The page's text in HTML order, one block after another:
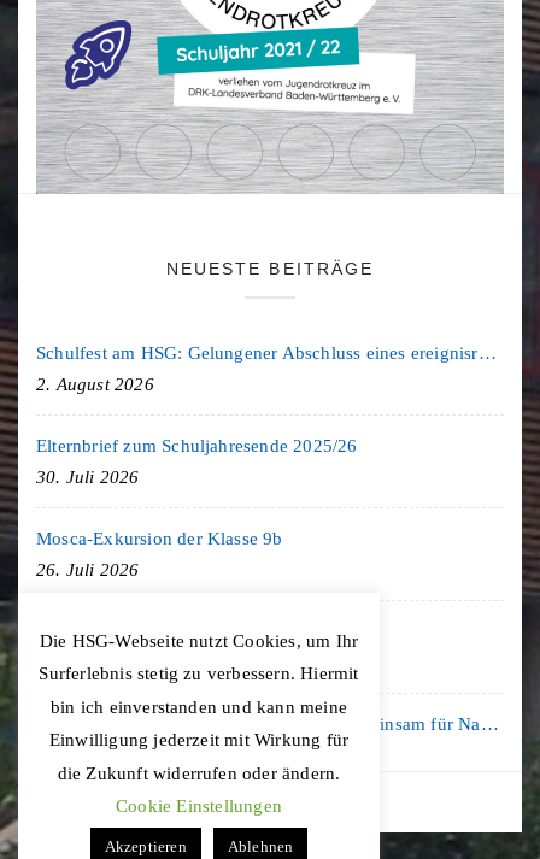
NEUESTE BEITRÄGE
Schulfest am HSG: Gelungener Abschluss eines ereignisreichen Schuljahres
2. August 2026
Elternbrief zum Schuljahresende 2025/26
30. Juli 2026
Mosca-Exkursion der Klasse 9b
26. Juli 2026
Freiburg-Exkursion des Geschichte LK
20. Juli 2026
Kooperation mit der KLIMA ARENA: Gemeinsam für Nachhaltigkeit und Klimaschutz
16. Juli 2026
Die HSG-Webseite nutzt Cookies, um Ihr
Surferlebnis stetig zu verbessern. Hiermit
bin ich einverstanden und kann meine
Einwilligung jederzeit mit Wirkung für
die Zukunft widerrufen oder ändern.
Cookie Einstellungen
Akzeptieren Ablehnen